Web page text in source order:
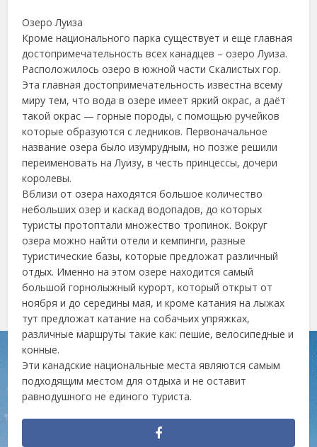
Озеро Луиза
Кроме национального парка существует и еще главная
достопримечательность всех канадцев – озеро Луиза.
Расположилось озеро в южной части Скалистых гор.
Эта главная достопримечательность известна всему
миру тем, что вода в озере имеет яркий окрас, а даёт
такой окрас — горные породы, с помощью ручейков
которые образуются с ледников. Первоначальное
название озера было изумрудным, но позже решили
переименовать на Луизу, в честь принцессы, дочери
королевы.
Вблизи от озера находятся большое количество
небольших озер и каскад водопадов, до которых
туристы протоптали множество тропинок. Вокруг
озера можно найти отели и кемпинги, разные
туристические базы, которые предложат различный
отдых. Именно на этом озере находится самый
большой горнолыжный курорт, который открыт от
ноября и до середины мая, и кроме катания на лыжах
тут предложат катание на собачьих упряжках,
различные маршруты такие как: пешие, велосипедные и
конные.
Эти канадские национальные места являются самым
подходящим местом для отдыха и не оставит
равнодушного не единого туриста.